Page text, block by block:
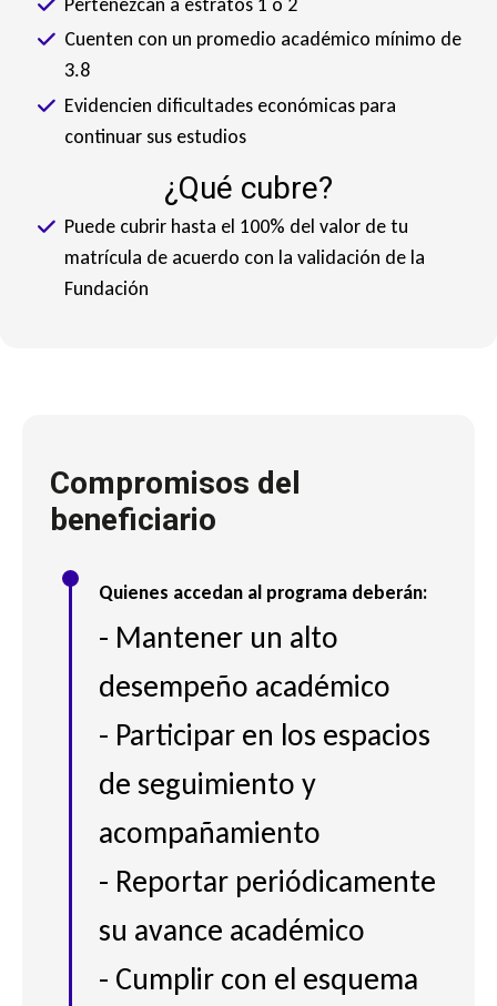
Cuenten con un promedio académico mínimo de
3.8
Evidencien dificultades económicas para
continuar sus estudios
¿Qué cubre?
Puede cubrir hasta el 100% del valor de tu
matrícula de acuerdo con la validación de la
Fundación
Compromisos del
beneficiario
Quienes accedan al programa deberán:
- Mantener un alto
desempeño académico
- Participar en los espacios
de seguimiento y
acompañamiento
- Reportar periódicamente
su avance académico
- Cumplir con el esquema